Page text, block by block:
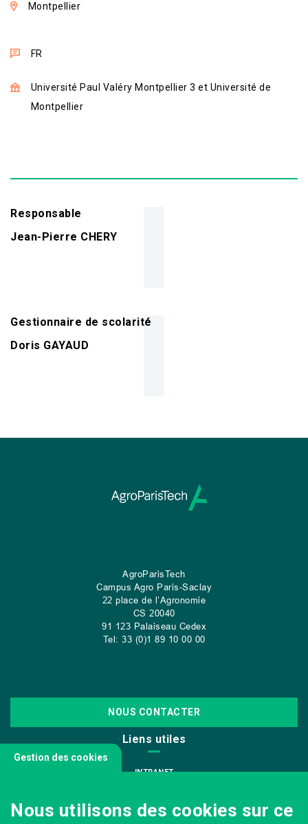
Montpellier
FR
Université Paul Valéry Montpellier 3 et Université de
Montpellier
Responsable
Jean-Pierre CHERY
Gestionnaire de scolarité
Doris GAYAUD
AgroParisTech
Campus Agro Paris-Saclay
22 place de l’Agronomie
CS 20040
91 123 Palaiseau Cedex
Tel: 33 (0)1 89 10 00 00
NOUS CONTACTER
Liens utiles
INTRANET
INFODOC
Gestion des cookies
Nous utilisons des cookies sur ce